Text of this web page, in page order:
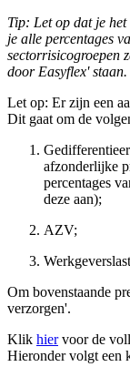
Tip: Let op dat je
je alle percentages
sectorrisicogroepen
door Easyflex' staan.
Let op: Er zijn een
Dit gaat om de
afzonderlijke
percentages
deze aan);
AZV;
Om bovenstaande
verzorgen'.
Klik hiervoor de
Hieronder volgt een